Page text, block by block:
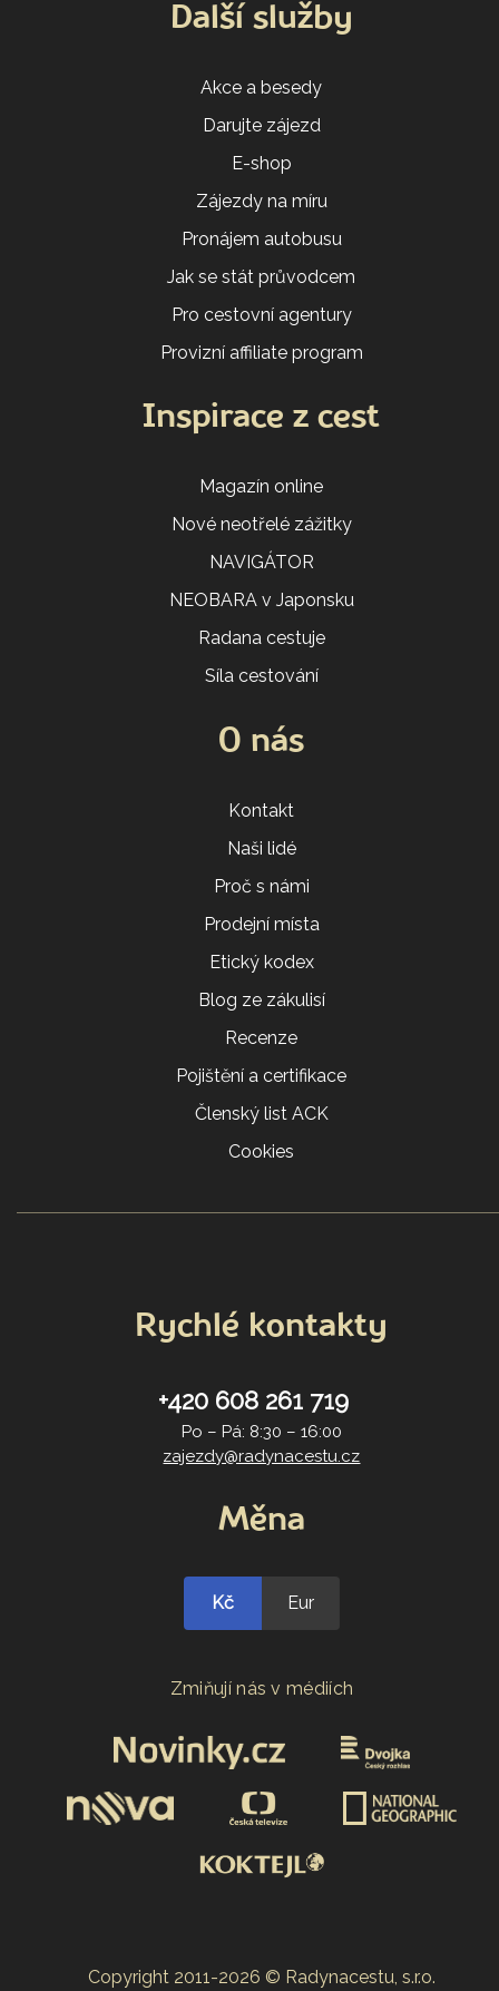
Další služby
Akce a besedy
Darujte zájezd
E-shop
Zájezdy na míru
Pronájem autobusu
Jak se stát průvodcem
Pro cestovní agentury
Provizní affiliate program
Inspirace z cest
Magazín online
Nové neotřelé zážitky
NAVIGÁTOR
NEOBARA v Japonsku
Radana cestuje
Síla cestování
O nás
Kontakt
Naši lidé
Proč s námi
Prodejní místa
Etický kodex
Blog ze zákulisí
Recenze
Pojištění a certifikace
Členský list ACK
Cookies
Rychlé kontakty
+420 608 261 719
Po – Pá: 8:30 – 16:00
zajezdy@radynacestu.cz
Měna
Kč Eur
Zmiňují nás v médiích
Copyright 2011-2026 © Radynacestu, s.r.o.